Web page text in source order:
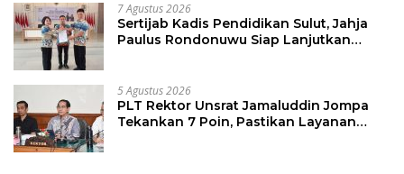
7 Agustus 2026
Sertijab Kadis Pendidikan Sulut, Jahja
Paulus Rondonuwu Siap Lanjutkan
5 Agustus 2026
PLT Rektor Unsrat Jamaluddin Jompa
Tekankan 7 Poin, Pastikan Layanan